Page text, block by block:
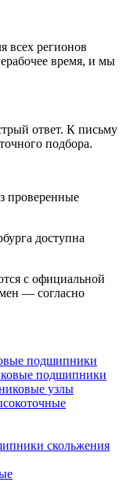
всех регионов
время, и мы
ответ. К письму
подбора.
проверенные
доступна
с официальной
— согласно
подшипники
подшипники
узлы
скольжения